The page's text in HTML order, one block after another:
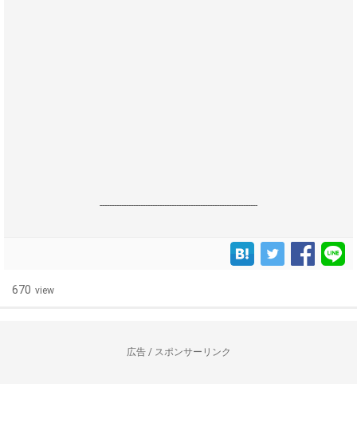
------------------------------------------------------------------
670 view
広告 / スポンサーリンク